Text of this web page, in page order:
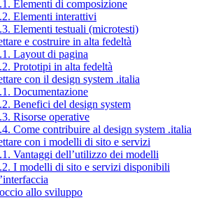
Elementi di composizione
Elementi interattivi
Elementi testuali (microtesti)
e costruire in alta fedeltà
Layout di pagina
Prototipi in alta fedeltà
con il design system .italia
Documentazione
Benefici del design system
Risorse operative
Come contribuire al design system .italia
con i modelli di sito e servizi
Vantaggi dell’utilizzo dei modelli
I modelli di sito e servizi disponibili
allo sviluppo